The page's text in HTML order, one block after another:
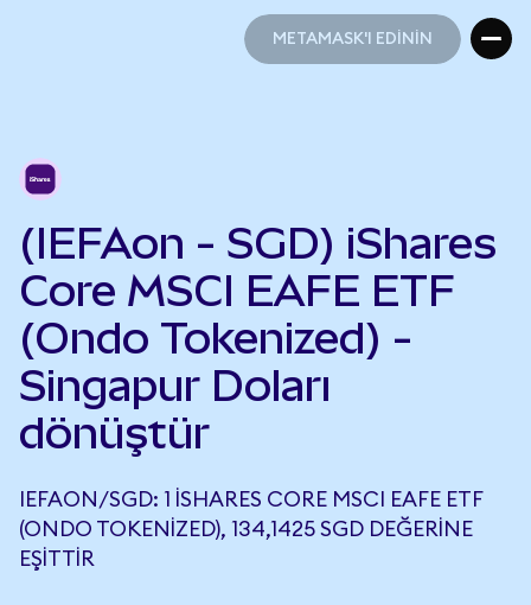
METAMASK'I EDİNİN
(IEFAon - SGD) iShares
Core MSCI EAFE ETF
(Ondo Tokenized) -
Singapur Doları
dönüştür
IEFAON/SGD: 1 ISHARES CORE MSCI EAFE ETF
(ONDO TOKENIZED), 134,1425 SGD DEĞERINE
EŞITTIR